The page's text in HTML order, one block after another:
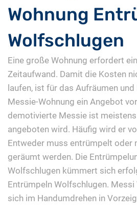
Wohnung
Wolfschlugen
Eine große Wohnung erfordert
Zeitaufwand. Damit die Kosten
laufen, ist für das Aufräumen
Messie-Wohnung ein Angebot
demotivierte Messie ist
angeboten wird. Häufig wird er
Entweder muss entrümpelt oder
geräumt werden. Die
Wolfschlugen kümmert sich
Entrümpeln Wolfschlugen. Messi
sich im Handumdrehen in